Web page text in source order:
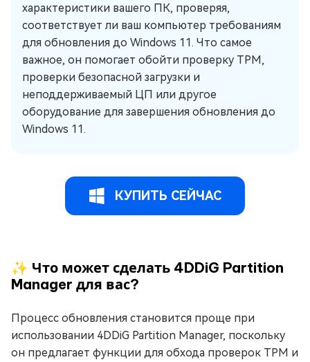
характеристики вашего ПК, проверяя,
соответствует ли ваш компьютер требованиям
для обновления до Windows 11. Что самое
важное, он помогает обойти проверку TPM,
проверки безопасной загрузки и
неподдерживаемый ЦП или другое
оборудование для завершения обновления до
Windows 11.
КУПИТЬ СЕЙЧАС
✨ Что может сделать 4DDiG Partition
Manager для вас?
Процесс обновления становится проще при
использовании 4DDiG Partition Manager, поскольку
он предлагает функции для обхода проверок TPM и